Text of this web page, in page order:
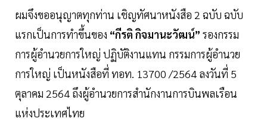
ผมจึงขออนุญาตทุกท่าน เชิญทัศนาหนังสือ 2 ฉบับ ฉบับ
แรกเป็นการทำขึ้นของ “กีรติ กิจมานะวัฒน์” รองกรรม
การผู้อํานวยการใหญ่ ปฏิบัติงานแทน กรรมการผู้อํานวย
การใหญ่ เป็นหนังสือที่ ทอท. 13700 /2564 ลงวันที่ 5
ตุลาคม 2564 ถึงผู้อํานวยการสํานักงานการบินพลเรือน
แห่งประเทศไทย